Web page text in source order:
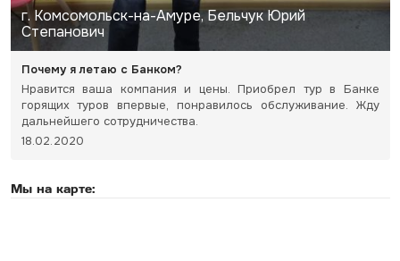
г. Комсомольск-на-Амуре, Бельчук Юрий
Степанович
Почему я летаю с Банком?
Нравится ваша компания и цены. Приобрел тур в Банке
горящих туров впервые, понравилось обслуживание. Жду
дальнейшего сотрудничества.
18.02.2020
Мы на карте: